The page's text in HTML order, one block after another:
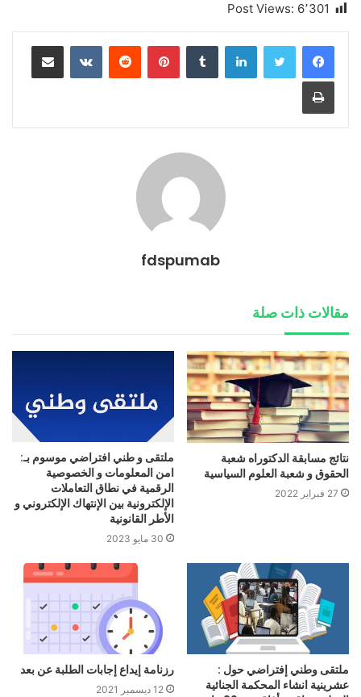
Post Views: 6٬301
لينكدإن بينتيريست مشاركة عبر البريد
طباعة
fdspumab
مقالات ذات صلة
نتائج مسابقة الدكتوراه شعبة
الحقوق و شعبة العلوم السياسية
27 فبراير 2022
ملتقى و طني افتراضي موسوم بـ:
امن المعلومات و الخصوصية
الرقمية في نطاق التعاملات
الإلكترونية بين الإنتهاك الإلكتروني و
الأطر القانونية
30 مايو 2023
ملتقى وطني إفتراضي حول :
عشرينية انشاء المحكمة الجنائية
رزنامة إيداع إجابات الطلبة عن بعد
12 ديسمبر 2021